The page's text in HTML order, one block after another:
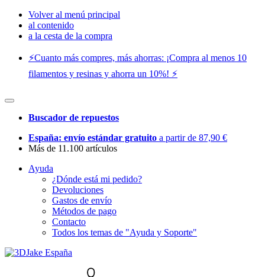
Volver al menú principal
al contenido
a la cesta de la compra
⚡️Cuanto más compres, más ahorras: ¡Compra al menos 10
filamentos y resinas y ahorra un 10%! ⚡️
Buscador de repuestos
España: envío estándar gratuito a partir de 87,90 €
Más de 11.100 artículos
Ayuda
¿Dónde está mi pedido?
Devoluciones
Gastos de envío
Métodos de pago
Contacto
Todos los temas de "Ayuda y Soporte"